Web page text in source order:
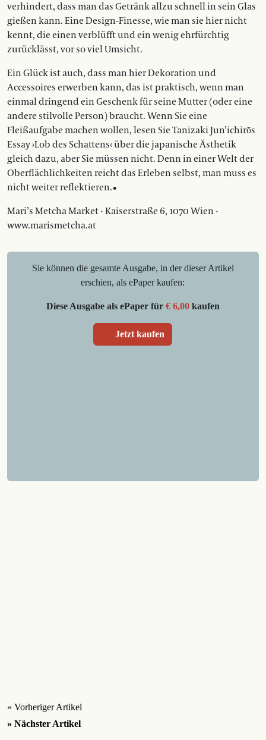
verhindert, dass man das Getränk allzu schnell in sein Glas
gießen kann. Eine Design-Finesse, wie man sie hier nicht
kennt, die einen verblüfft und ein wenig ehrfürchtig
zurücklässt, vor so viel Umsicht.
Ein Glück ist auch, dass man hier Dekoration und
Accessoires erwerben kann, das ist praktisch, wenn man
einmal dringend ein Geschenk für seine Mutter (oder eine
andere stilvolle Person) braucht. Wenn Sie eine
Fleißaufgabe machen wollen, lesen Sie Tanizaki Jun’ichirōs
Essay ›Lob des Schattens‹ über die japanische Ästhetik
gleich dazu, aber Sie müssen nicht. Denn in einer Welt der
Oberflächlichkeiten reicht das Erleben selbst, man muss es
nicht weiter reflektieren.•
Mari’s Metcha Market · Kaiserstraße 6, 1070 Wien ·
www.marismetcha.at
Sie können die gesamte Ausgabe, in der dieser Artikel
erschien, als ePaper kaufen:
Diese Ausgabe als ePaper für € 6,00kaufen
Jetzt kaufen
« Vorheriger Artikel
» Nächster Artikel